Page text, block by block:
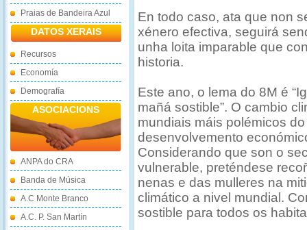
Praias de Bandeira Azul
DATOS XERAIS
Recursos
Economía
Demografía
ASOCIACIONS
ANPA do CRA
Banda de Música
A.C Monte Branco
A.C. P. San Martín
En todo caso, ata que non
xénero efectiva, seguirá
unha loita imparable que
historia.
Este ano, o lema do 8M é
mañá sostible”. O cambio
mundiais máis polémicos
desenvolvemento
Considerando que son o
vulnerable, preténdese
nenas e das mulleres na
climático a nivel mundial.
sostible para todos os